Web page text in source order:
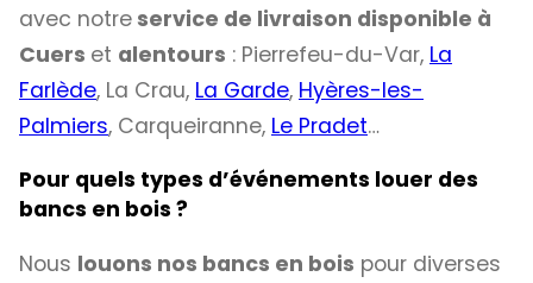
avec notre service de livraison disponible à
Cuers et alentours : Pierrefeu-du-Var, La
Farlède, La Crau, La Garde, Hyères-les-
Palmiers, Carqueiranne, Le Pradet…
Pour quels types d’événements louer des
bancs en bois ?
Nous louons nos bancs en bois pour diverses